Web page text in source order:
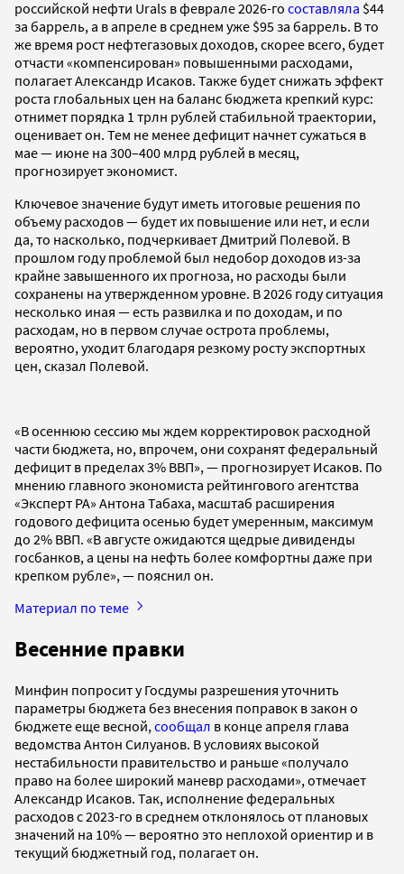
российской нефти Urals в феврале 2026-го составляла $44
за баррель, а в апреле в среднем уже $95 за баррель. В то
же время рост нефтегазовых доходов, скорее всего, будет
отчасти «компенсирован» повышенными расходами,
полагает Александр Исаков. Также будет снижать эффект
роста глобальных цен на баланс бюджета крепкий курс:
отнимет порядка 1 трлн рублей стабильной траектории,
оценивает он. Тем не менее дефицит начнет сужаться в
мае — июне на 300–400 млрд рублей в месяц,
прогнозирует экономист.
Ключевое значение будут иметь итоговые решения по
объему расходов — будет их повышение или нет, и если
да, то насколько, подчеркивает Дмитрий Полевой. В
прошлом году проблемой был недобор доходов из-за
крайне завышенного их прогноза, но расходы были
сохранены на утвержденном уровне. В 2026 году ситуация
несколько иная — есть развилка и по доходам, и по
расходам, но в первом случае острота проблемы,
вероятно, уходит благодаря резкому росту экспортных
цен, сказал Полевой.
«В осеннюю сессию мы ждем корректировок расходной
части бюджета, но, впрочем, они сохранят федеральный
дефицит в пределах 3% ВВП», — прогнозирует Исаков. По
мнению главного экономиста рейтингового агентства
«Эксперт РА» Антона Табаха, масштаб расширения
годового дефицита осенью будет умеренным, максимум
до 2% ВВП. «В августе ожидаются щедрые дивиденды
госбанков, а цены на нефть более комфортны даже при
крепком рубле», — пояснил он.
Материал по теме
Весенние правки
Минфин попросит у Госдумы разрешения уточнить
параметры бюджета без внесения поправок в закон о
бюджете еще весной, сообщал в конце апреля глава
ведомства Антон Силуанов. В условиях высокой
нестабильности правительство и раньше «получало
право на более широкий маневр расходами», отмечает
Александр Исаков. Так, исполнение федеральных
расходов с 2023-го в среднем отклонялось от плановых
значений на 10% — вероятно это неплохой ориентир и в
текущий бюджетный год, полагает он.